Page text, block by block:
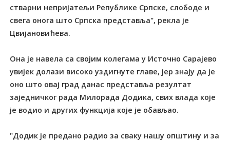
стварни непријатељи Републике Српске, слободе и
свега онога што Српска представља", рекла је
Цвијановићева.
Она је навела са својим колегама у Источно Сарајево
увијек долази високо уздигнуте главе, јер знају да је
оно што овај град данас представља резултат
заједничког рада Милорада Додика, свих влада које
је водио и других функција које је обављао.
"Додик је предано радио за сваку нашу општину и за